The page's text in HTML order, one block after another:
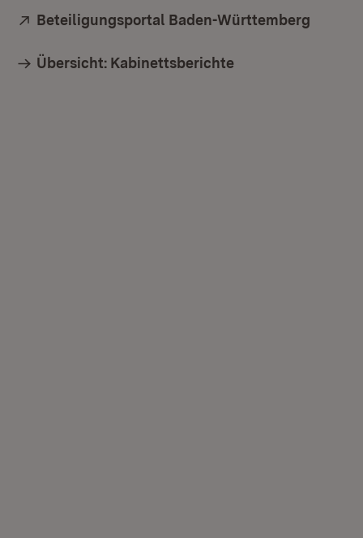
Extern:
Beteiligungsportal Baden-Württemberg
Übersicht: Kabinettsberichte